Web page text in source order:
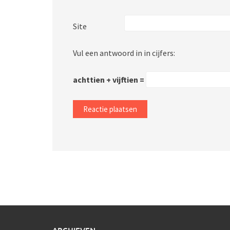
Site
Vul een antwoord in in cijfers:
achttien + vijftien =